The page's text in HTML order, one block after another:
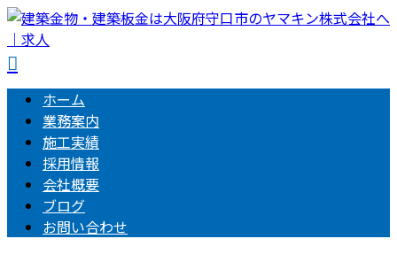
ホーム
業務案内
施工実績
採用情報
会社概要
ブログ
お問い合わせ